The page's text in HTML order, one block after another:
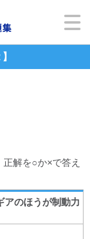
解を○か×で答え
アのほうが制動力